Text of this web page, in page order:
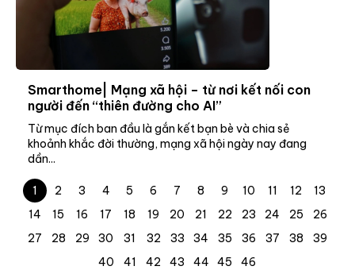
Smarthome| Mạng xã hội – từ nơi kết nối con
người đến “thiên đường cho AI”
Từ mục đích ban đầu là gắn kết bạn bè và chia sẻ
khoảnh khắc đời thường, mạng xã hội ngày nay đang
dần...
1 2 3 4 5 6 7 8 9 10 11 12
13
14
15 16 17 18 19 20 21 22 23 24 25
26
27
28 29 30 31 32 33 34 35 36 37 38
39
40
41 42 43 44 45 46